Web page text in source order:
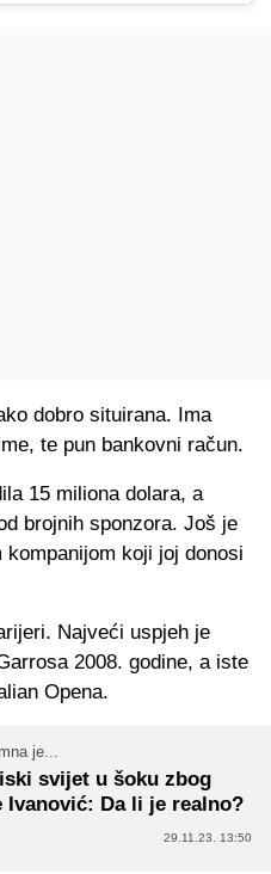
dobro situirana. Ima
te pun bankovni račun.
15 miliona dolara, a
brojnih sponzora. Još je
kompanijom koji joj donosi
Najveći uspjeh je
2008. godine, a iste
Opena.
je...
svijet u šoku zbog
Ivanović: Da li je realno?
29.11.23. 13:50